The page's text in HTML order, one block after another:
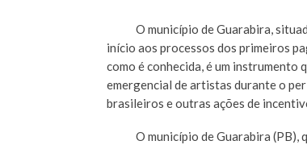
O município de Guarabira, situado
início aos processos dos primeiros
como é conhecida, é um
emergencial de artistas durante o
brasileiros e outras ações de
O município de Guarabira (PB),